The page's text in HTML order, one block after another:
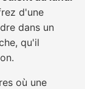
d'une
dans un
qu'il
où une